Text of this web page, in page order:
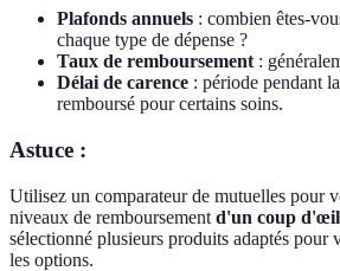
Plafonds annuels : combien êtes-
chaque type de dépense ?
Taux de remboursement:
Délai de carence : période pendant
remboursé pour certains soins.
Astuce :
Utilisez un comparateur de mutuelles pour
niveaux de remboursement d'un coup d'œil
sélectionné plusieurs produits adaptés pour
les options.